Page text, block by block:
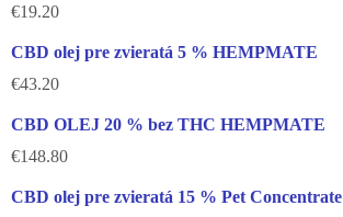
€19.20
CBD olej pre zvieratá 5 % HEMPMATE
€43.20
CBD OLEJ 20 % bez THC HEMPMATE
€148.80
CBD olej pre zvieratá 15 % Pet Concentrate